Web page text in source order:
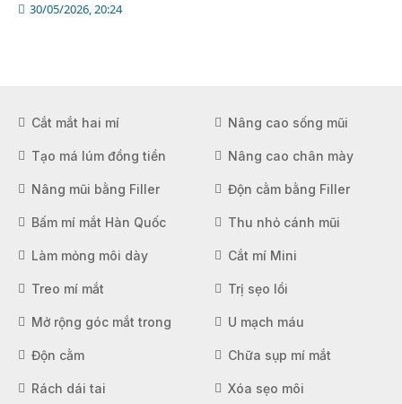
30/05/2026, 20:24
Cắt mắt hai mí Nâng cao sống mũi
Tạo má lúm đồng tiền Nâng cao chân mày
Nâng mũi bằng Filler Độn cằm bằng Filler
Bấm mí mắt Hàn Quốc Thu nhỏ cánh mũi
Làm mỏng môi dày Cắt mí Mini
Treo mí mắt Trị sẹo lồi
Mở rộng góc mắt trong U mạch máu
Độn cằm Chữa sụp mí mắt
Rách dái tai Xóa sẹo môi